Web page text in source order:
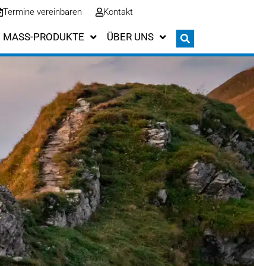
Termine vereinbaren Kontakt
MASS-PRODUKTE ÜBER UNS